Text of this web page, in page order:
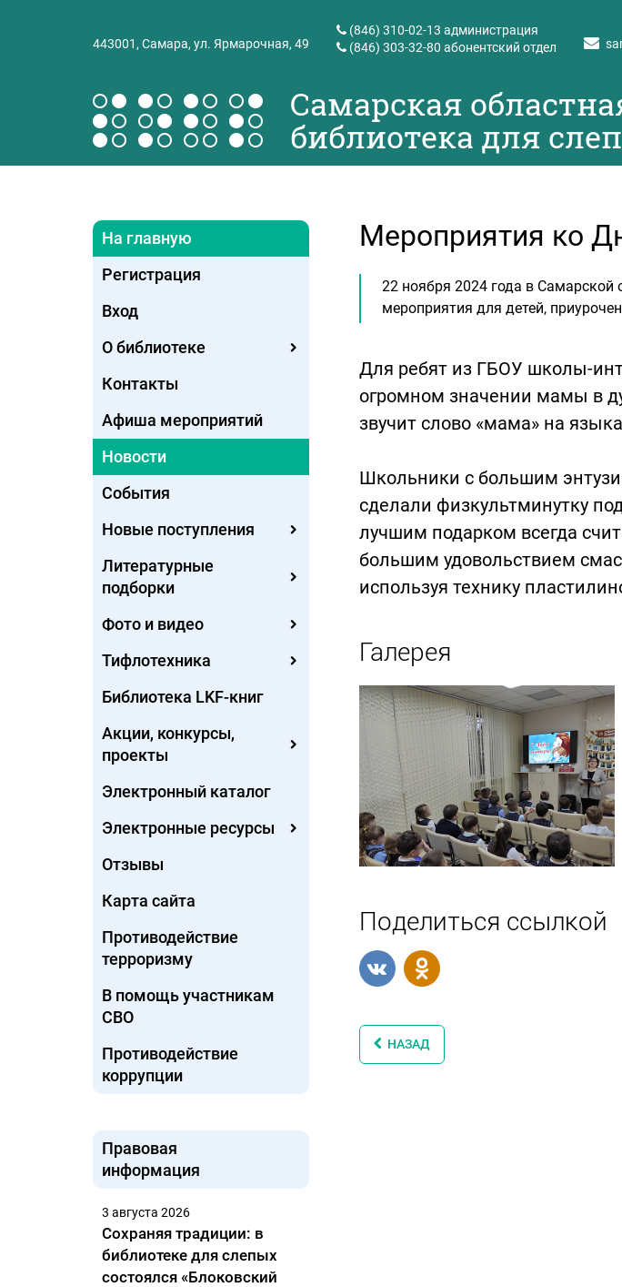
443001, Самара, ул. Ярмарочная, 49
(846) 310-02-13 администрация
(846) 303-32-80 абонентский отдел
Самарская
библиотека для
На главную
Регистрация
Вход
О библиотеке
Контакты
Афиша мероприятий
Новости
События
Новые поступления
Литературные
подборки
Фото и видео
Тифлотехника
Библиотека LKF-книг
Акции, конкурсы,
проекты
Электронный каталог
Электронные ресурсы
Отзывы
Карта сайта
Противодействие
терроризму
В помощь участникам
СВО
Противодействие
коррупции
Правовая
информация
3 августа 2026
Сохраняя традиции: в
библиотеке для слепых
состоялся «Блоковский
Мероприятия ко
22 ноября 2024 года в Самарской
мероприятия для детей,
Для ребят из ГБОУ школы-
огромном значении мамы в
звучит слово «мама» на
Школьники с большим
сделали физкультминутку
лучшим подарком всегда
большим удовольствием
используя технику
Галерея
Поделиться ссылкой
НАЗАД